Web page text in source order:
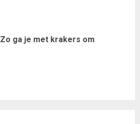
Zo ga je met krakers om